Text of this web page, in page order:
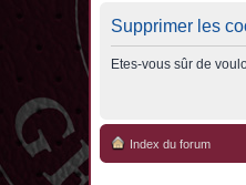
Supprimer les
Etes-vous sûr de
Index du forum